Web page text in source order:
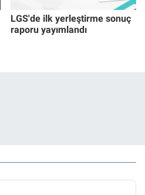
LGS'de ilk yerleştirme sonuç
raporu yayımlandı